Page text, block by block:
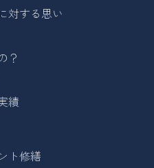
対する思い
？
績
ト修繕